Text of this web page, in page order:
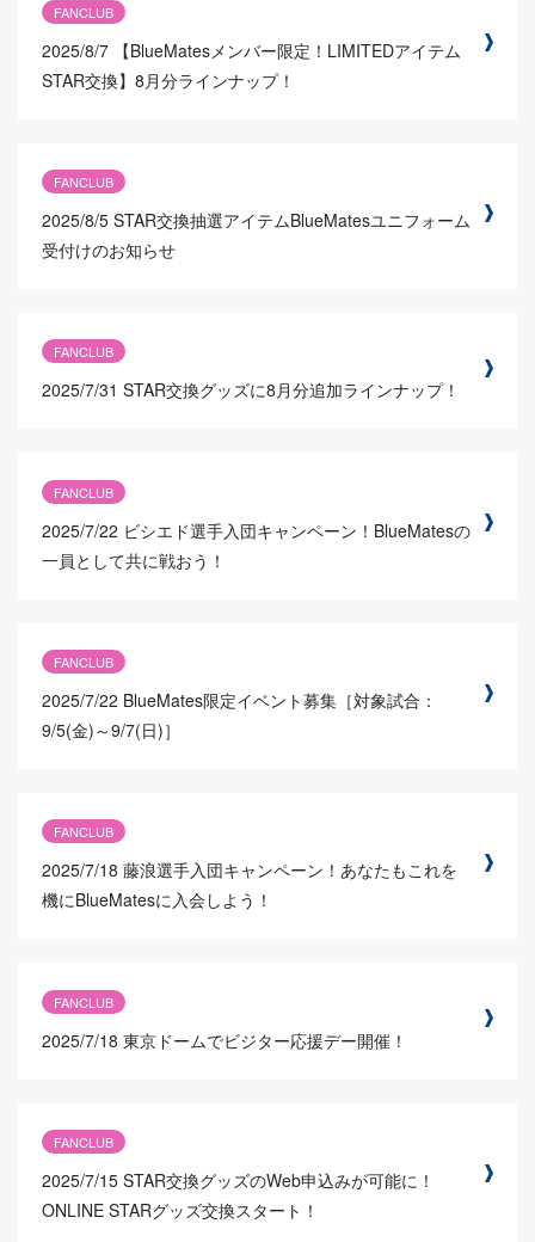
FANCLUB
2025/8/7 【BlueMatesメンバー限定！LIMITEDアイテム
STAR交換】8月分ラインナップ！
FANCLUB
2025/8/5 STAR交換抽選アイテムBlueMatesユニフォーム
受付けのお知らせ
FANCLUB
2025/7/31 STAR交換グッズに8月分追加ラインナップ！
FANCLUB
2025/7/22 ビシエド選手入団キャンペーン！BlueMatesの
一員として共に戦おう！
FANCLUB
2025/7/22 BlueMates限定イベント募集［対象試合：
9/5(金)～9/7(日)］
FANCLUB
2025/7/18 藤浪選手入団キャンペーン！あなたもこれを
機にBlueMatesに入会しよう！
FANCLUB
2025/7/18 東京ドームでビジター応援デー開催！
FANCLUB
2025/7/15 STAR交換グッズのWeb申込みが可能に！
ONLINE STARグッズ交換スタート！